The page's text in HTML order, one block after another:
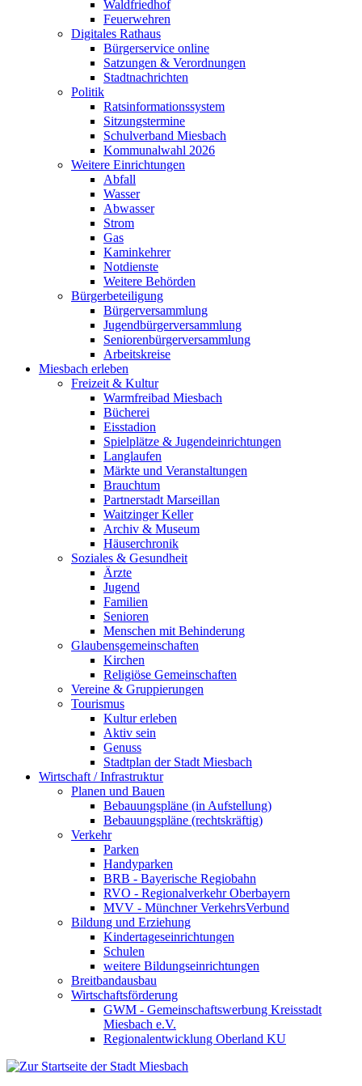
Waldfriedhof
Feuerwehren
Digitales Rathaus
Bürgerservice online
Satzungen & Verordnungen
Stadtnachrichten
Politik
Ratsinformationssystem
Sitzungstermine
Schulverband Miesbach
Kommunalwahl 2026
Weitere Einrichtungen
Abfall
Wasser
Abwasser
Strom
Gas
Kaminkehrer
Notdienste
Weitere Behörden
Bürgerbeteiligung
Bürgerversammlung
Jugendbürgerversammlung
Seniorenbürgerversammlung
Arbeitskreise
Miesbach erleben
Freizeit & Kultur
Warmfreibad Miesbach
Bücherei
Eisstadion
Spielplätze & Jugendeinrichtungen
Langlaufen
Märkte und Veranstaltungen
Brauchtum
Partnerstadt Marseillan
Waitzinger Keller
Archiv & Museum
Häuserchronik
Soziales & Gesundheit
Ärzte
Jugend
Familien
Senioren
Menschen mit Behinderung
Glaubensgemeinschaften
Kirchen
Religiöse Gemeinschaften
Vereine & Gruppierungen
Tourismus
Kultur erleben
Aktiv sein
Genuss
Stadtplan der Stadt Miesbach
Wirtschaft / Infrastruktur
Planen und Bauen
Bebauungspläne (in Aufstellung)
Bebauungspläne (rechtskräftig)
Verkehr
Parken
Handyparken
BRB - Bayerische Regiobahn
RVO - Regionalverkehr Oberbayern
MVV - Münchner VerkehrsVerbund
Bildung und Erziehung
Kindertageseinrichtungen
Schulen
weitere Bildungseinrichtungen
Breitbandausbau
Wirtschaftsförderung
GWM - Gemeinschaftswerbung Kreisstadt
Miesbach e.V.
Regionalentwicklung Oberland KU